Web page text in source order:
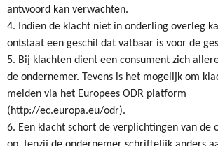
antwoord kan verwachten.
4. Indien de klacht niet in onderling overleg
ontstaat een geschil dat vatbaar is voor de
5. Bij klachten dient een consument zich
de ondernemer. Tevens is het mogelijk om
melden via het Europees ODR platform
(http://ec.europa.eu/odr).
6. Een klacht schort de verplichtingen van de